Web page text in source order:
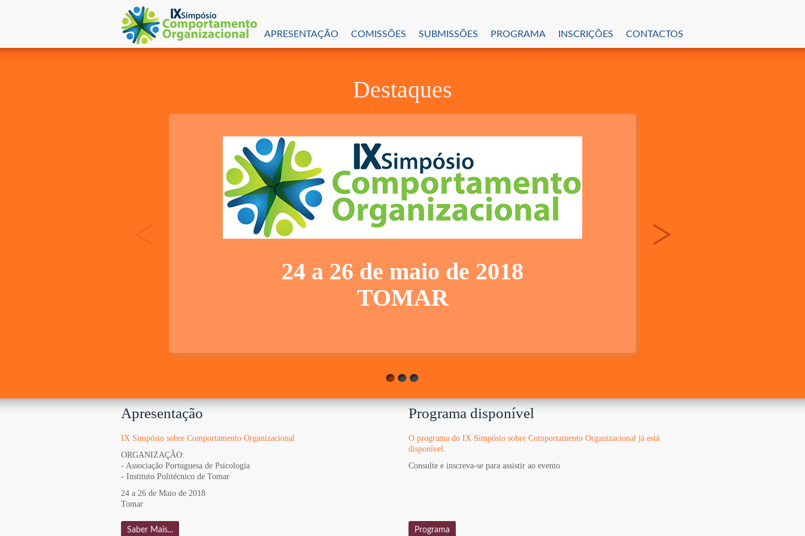
APRESENTAÇÃO COMISSÕES SUBMISSÕES PROGRAMA INSCRIÇÕES CONTACTOS
Destaques
24 a 26 de maio de 2018
TOMAR
Apresentação
IX Simpósio sobre Comportamento Organizacional
ORGANIZAÇÃO:
- Associação Portuguesa de Psicologia
- Instituto Politécnico de Tomar
24 a 26 de Maio de 2018
Tomar
Saber Mais...
Programa disponível
O programa do IX Simpósio sobre Comportamento Organizacional já está
disponível.
Consulte e inscreva-se para assistir ao evento
Programa